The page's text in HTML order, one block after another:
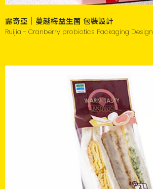
露奇亞｜蔓越梅益生菌 包裝設計
Ruijia - Cranberry probiotics Packaging Design